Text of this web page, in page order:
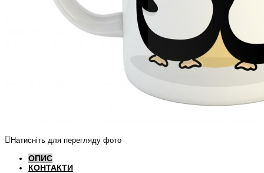
Натисніть для перегляду фото
ОПИС
КОНТАКТИ